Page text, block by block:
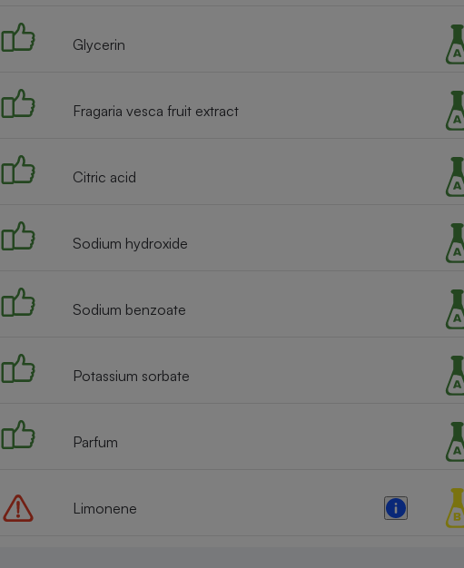
Glycerin
Fragaria vesca fruit extract
Citric acid
Sodium hydroxide
Sodium benzoate
Potassium sorbate
Parfum
Limonene
Cafetière à expressos